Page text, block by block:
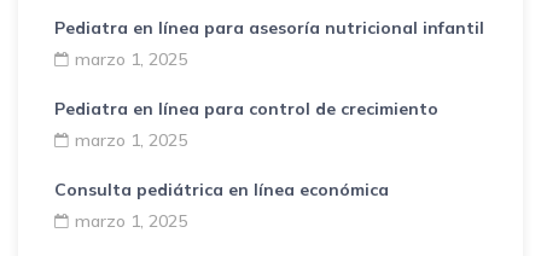
Pediatra en línea para asesoría nutricional infantil
marzo 1, 2025
Pediatra en línea para control de crecimiento
marzo 1, 2025
Consulta pediátrica en línea económica
marzo 1, 2025